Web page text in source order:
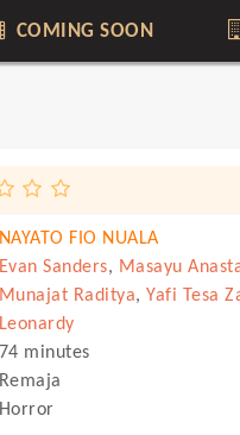
COMING SOON
NAYATO FIO NUALA
Evan Sanders, Masayu
Munajat Raditya, Yafi Tesa
Leonardy
74 minutes
Remaja
Horror